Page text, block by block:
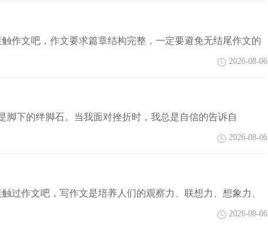
作文吧，作文要求篇章结构完整，一定要避免无结尾作文的
2026-08-06
下的绊脚石。当我面对挫折时，我总是自信的告诉自
2026-08-06
过作文吧，写作文是培养人们的观察力、联想力、想象力、
2026-08-06